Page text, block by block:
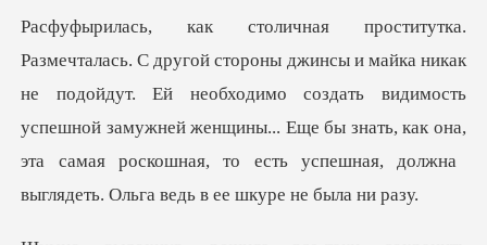
е подойдут. Ей необходимо создать видимость
успешной замужней женщины... Еще бы знать, как она,